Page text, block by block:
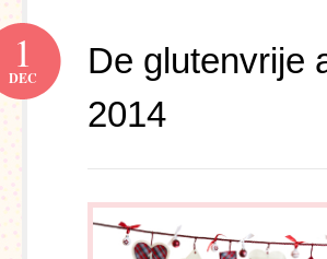
De glutenvrije
2014
1
DEC